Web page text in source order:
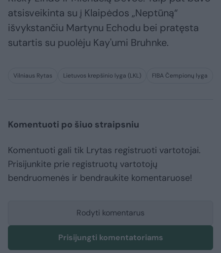
atsisveikinta su į Klaipėdos „Neptūną“
išvykstančiu Martynu Echodu bei pratęsta
sutartis su puolėju Kay'umi Bruhnke.
Vilniaus Rytas Lietuvos krepšinio lyga (LKL) FIBA Čempionų lyga
Komentuoti po šiuo straipsniu
Komentuoti gali tik Lrytas registruoti vartotojai.
Prisijunkite prie registruotų vartotojų
bendruomenės ir bendraukite komentaruose!
Rodyti komentarus
Prisijungti komentatoriams